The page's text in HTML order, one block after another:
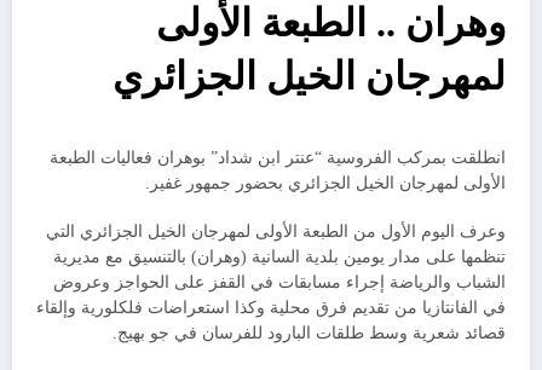
وهران .. الطبعة الأولى
لمهرجان الخيل الجزائري
انطلقت بمركب الفروسية “عنتر ابن شداد” بوهران فعاليات الطبعة
الأولى لمهرجان الخيل الجزائري بحضور جمهور غفير.
وعرف اليوم الأول من الطبعة الأولى لمهرجان الخيل الجزائري التي
تنظمها على مدار يومين بلدية السانية (وهران) بالتنسيق مع مديرية
الشباب والرياضة إجراء مسابقات في القفز على الحواجز وعروض
في الفانتازيا من تقديم فرق محلية وكذا استعراضات فلكلورية وإلقاء
قصائد شعرية وسط طلقات البارود للفرسان في جو بهيج.